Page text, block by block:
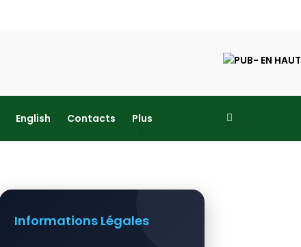
English Contacts Plus
Informations Légales